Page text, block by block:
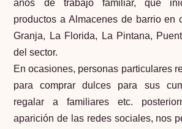
años de trabajo familiar, que
productos a Almacenes de barrio en
Granja, La Florida, La Pintana,
del sector.
En ocasiones, personas particulares
para comprar dulces para sus
regalar a familiares etc.
aparición de las redes sociales, nos